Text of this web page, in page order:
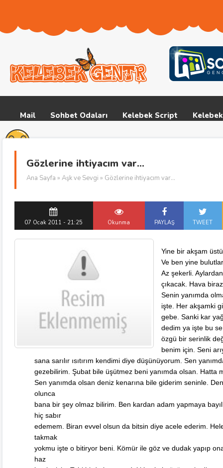
Mail Sohbet Odaları Kelebek Script
Gözlerine ihtiyacım var…
Ana Sayfa » Aşk ve Sevgi » Gözlerine ihtiyacım var…
07 Ocak 2011 - 21:25 Okunma PAYLAŞ TWEET
Yine bir akşam
Ve ben yine
Az şekerli.
çıkacak. Hava
Senin yanımda
işte. Her akşamki
gebe. Sanki kar
dedim ya işte bu
özgü bir serinlik
benim için. Seni
sana sarılır ısıtırım kendimi diye düşünüyorum. Sen
gezebilirim. Şubat bile üşütmez beni yanımda olsan. Hatta
Sen yanımda olsan deniz kenarına bile giderim seninle.
olunca
bana bir şey olmaz bilirim. Ben kardan adam yapmaya
hiç sabır
edemem. Biran evvel olsun da bitsin diye acele ederim.
takmak
yokmu işte o bitiryor beni. Kömür ile göz ve dudak yapıp
haz